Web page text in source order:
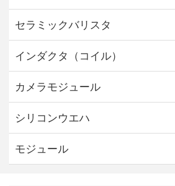
セラミックバリスタ
インダクタ（コイル）
カメラモジュール
シリコンウエハ
モジュール